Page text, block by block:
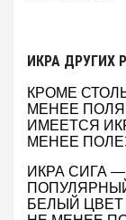
ИКРА ДРУГИХ
КРОМЕ
МЕНЕЕ
ИМЕЕТСЯ
МЕНЕЕ
ИКРА СИГА
БЕЛЫЙ ЦВЕТ